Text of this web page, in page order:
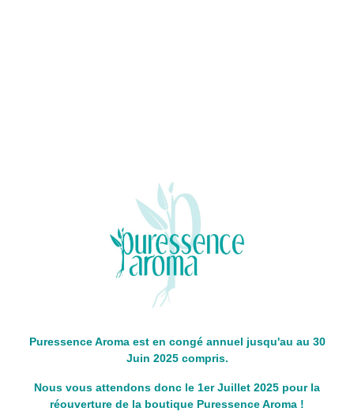
Puressence Aroma est en congé annuel jusqu'au au 30
Juin 2025 compris.
Nous vous attendons donc le 1er Juillet 2025 pour la
réouverture de la boutique Puressence Aroma !